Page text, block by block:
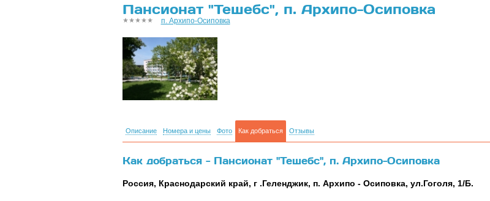
Пансионат "Тешебс", п. Архипо-Осиповка
п. Архипо-Осиповка
Описание Номера и цены Фото Как добраться Отзывы
Как добраться - Пансионат "Тешебс", п. Архипо-Осиповка
Россия, Краснодарский край, г .Геленджик, п. Архипо - Осиповка, ул.Гоголя, 1/Б.